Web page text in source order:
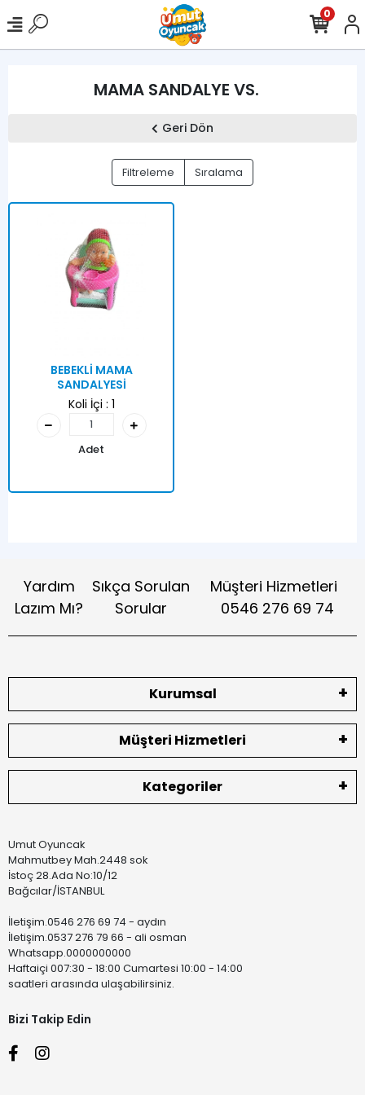
0
MAMA SANDALYE VS.
Geri Dön
Filtreleme Sıralama
BEBEKLİ MAMA
SANDALYESİ
Koli İçi : 1
Adet
Yardım
Lazım Mı?
Sıkça Sorulan
Sorular
Müşteri Hizmetleri
0546 276 69 74
Kurumsal
Müşteri Hizmetleri
Kategoriler
Umut Oyuncak
Mahmutbey Mah.2448 sok
İstoç 28.Ada No:10/12
Bağcılar/İSTANBUL
İletişim.0546 276 69 74 - aydın
İletişim.0537 276 79 66 - ali osman
Whatsapp.0000000000
Haftaiçi 007:30 - 18:00 Cumartesi 10:00 - 14:00
saatleri arasında ulaşabilirsiniz.
Bizi Takip Edin